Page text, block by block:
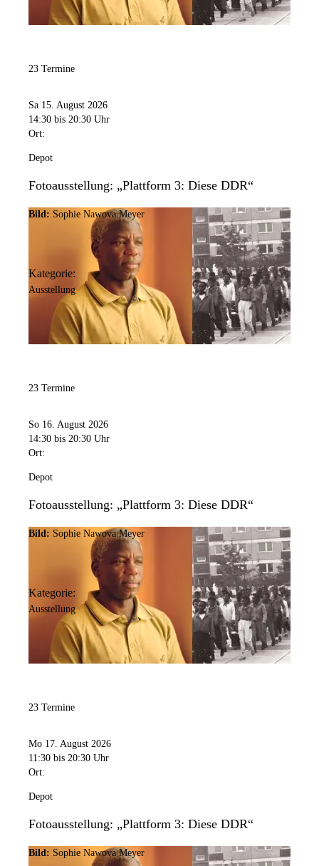
23 Termine
Sa 15. August 2026
14:30 bis 20:30 Uhr
Ort:
Depot
Fotoausstellung: „Plattform 3: Diese DDR“
Bild: Sophie Nawova Meyer
Kategorie:
Ausstellung
23 Termine
So 16. August 2026
14:30 bis 20:30 Uhr
Ort:
Depot
Fotoausstellung: „Plattform 3: Diese DDR“
Bild: Sophie Nawova Meyer
Kategorie:
Ausstellung
23 Termine
Mo 17. August 2026
11:30 bis 20:30 Uhr
Ort:
Depot
Fotoausstellung: „Plattform 3: Diese DDR“
Bild: Sophie Nawova Meyer